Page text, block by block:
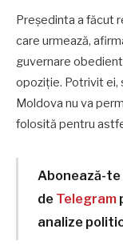
Președinta a făcut
care urmează,
guvernare
opoziție. Potrivit ei,
Moldova nu va
folosită pentru
Abonează-te
de Telegram
analize